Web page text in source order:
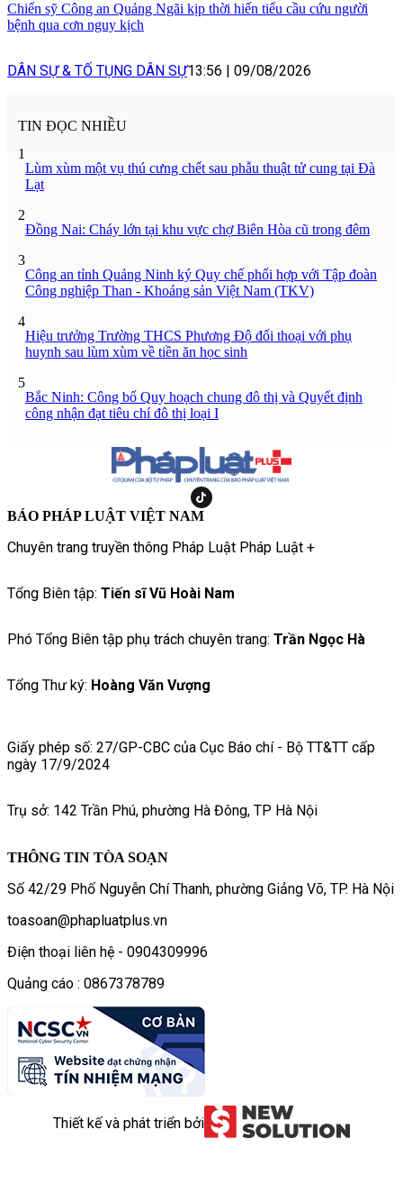
Chiến sỹ Công an Quảng Ngãi kịp thời hiến tiểu cầu cứu người
bệnh qua cơn nguy kịch
DÂN SỰ & TỐ TỤNG DÂN SỰ13:56 09/08/2026
TIN ĐỌC NHIỀU
1
Lùm xùm một vụ thú cưng chết sau phẫu thuật tử cung tại Đà
Lạt
2
Đồng Nai: Cháy lớn tại khu vực chợ Biên Hòa cũ trong đêm
3
Công an tỉnh Quảng Ninh ký Quy chế phối hợp với Tập đoàn
Công nghiệp Than - Khoáng sản Việt Nam (TKV)
4
Hiệu trưởng Trường THCS Phương Độ đối thoại với phụ
huynh sau lùm xùm về tiền ăn học sinh
5
Bắc Ninh: Công bố Quy hoạch chung đô thị và Quyết định
công nhận đạt tiêu chí đô thị loại I
BÁO PHÁP LUẬT VIỆT NAM
Chuyên trang truyền thông Pháp Luật Pháp Luật +
Tổng Biên tập: Tiến sĩ Vũ Hoài Nam
Phó Tổng Biên tập phụ trách chuyên trang: Trần Ngọc Hà
Tổng Thư ký: Hoàng Văn Vượng
Giấy phép số: 27/GP-CBC của Cục Báo chí - Bộ TT&TT cấp
ngày 17/9/2024
Trụ sở: 142 Trần Phú, phường Hà Đông, TP Hà Nội
THÔNG TIN TÒA SOẠN
Số 42/29 Phố Nguyễn Chí Thanh, phường Giảng Võ, TP. Hà Nội
toasoan@phapluatplus.vn
Điện thoại liên hệ - 0904309996
Quảng cáo : 0867378789
Thiết kế và phát triển bởi